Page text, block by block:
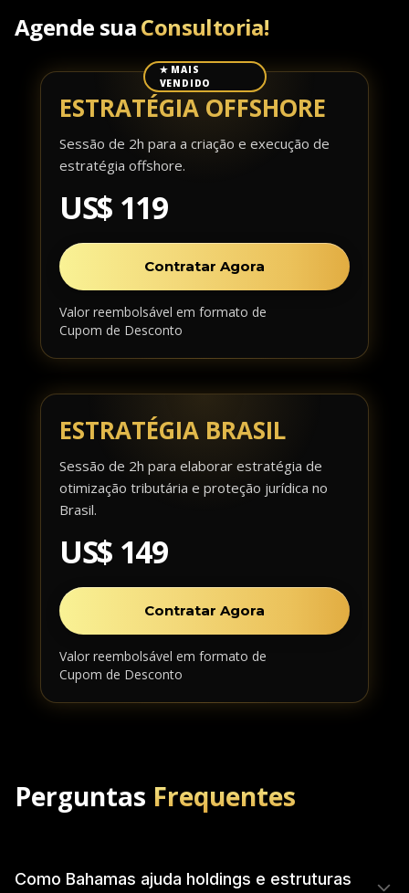
Agende suaConsultoria!
✭ MAIS
VENDIDO
ESTRATÉGIA OFFSHORE
Sessão de 2h para a criação e execução de
estratégia offshore.
US$ 119
Contratar Agora
Valor reembolsável em formato de
Cupom de Desconto
ESTRATÉGIA BRASIL
Sessão de 2h para elaborar estratégia de
otimização tributária e proteção jurídica no
Brasil.
US$ 149
Contratar Agora
Valor reembolsável em formato de
Cupom de Desconto
Perguntas Frequentes
Como Bahamas ajuda holdings e estruturas